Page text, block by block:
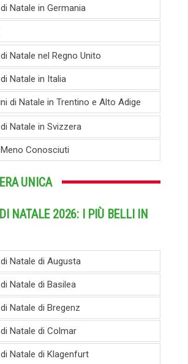
Natale in Germania
Natale nel Regno Unito
Natale in Italia
di Natale in Trentino e Alto Adige
Natale in Svizzera
Conosciuti
UNICA
NATALE 2026: I PIÙ BELLI IN
Natale di Augusta
Natale di Basilea
Natale di Bregenz
Natale di Colmar
Natale di Klagenfurt